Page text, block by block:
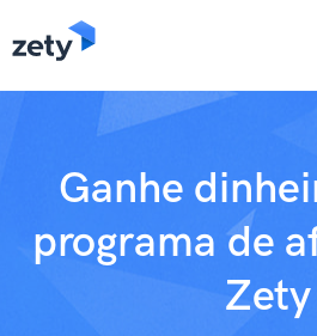
Ganhe
programa de
Zety